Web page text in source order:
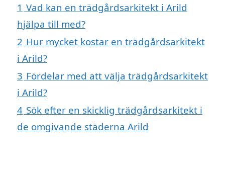
1 Vad kan en trädgårdsarkitekt i Arild
hjälpa till med?
2 Hur mycket kostar en trädgårdsarkitekt
i Arild?
3 Fördelar med att välja trädgårdsarkitekt
i Arild?
4 Sök efter en skicklig trädgårdsarkitekt i
de omgivande städerna Arild